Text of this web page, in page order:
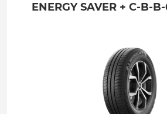
ENERGY SAVER + C-B-